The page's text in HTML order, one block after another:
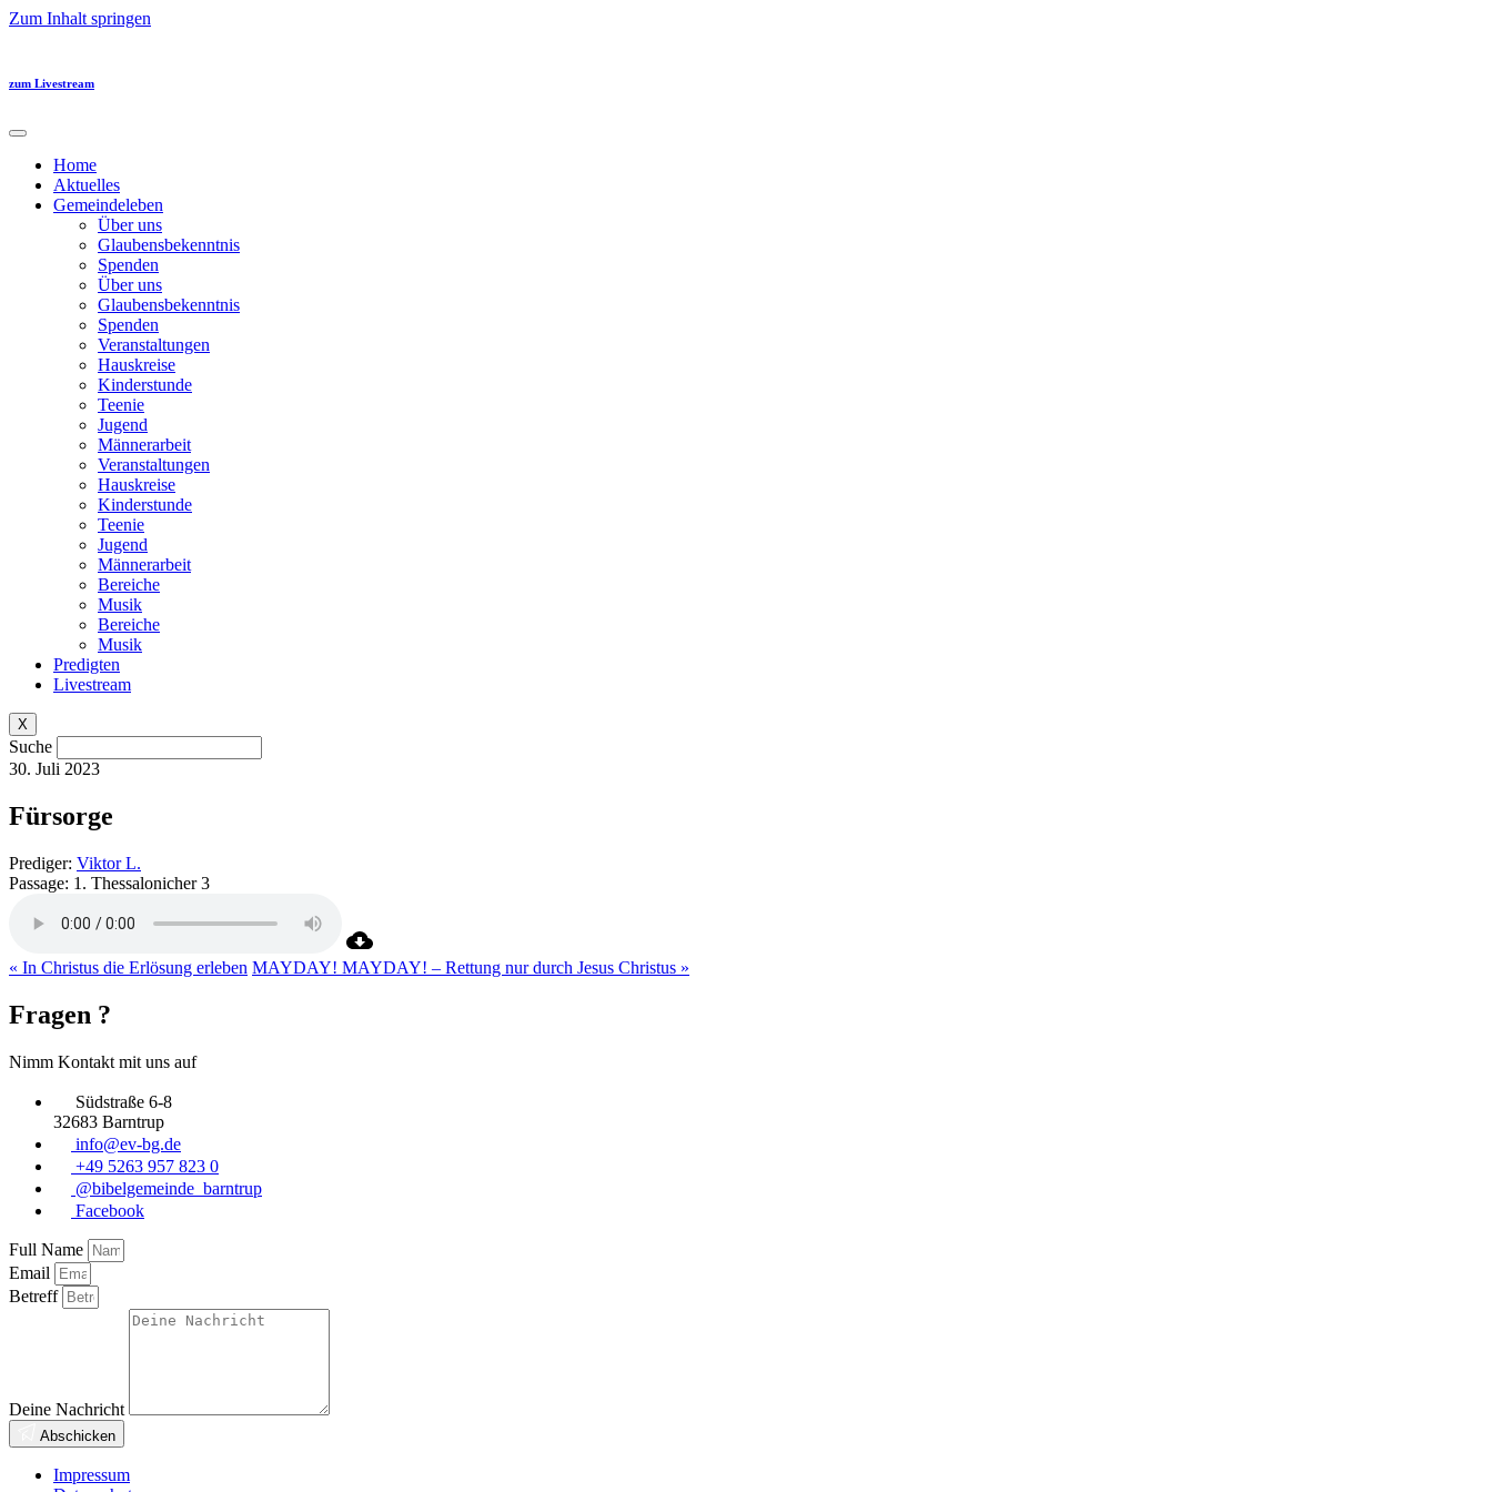
Zum Inhalt springen
zum Livestream
Home
Aktuelles
Gemeindeleben
Über uns
Glaubensbekenntnis
Spenden
Über uns
Glaubensbekenntnis
Spenden
Veranstaltungen
Hauskreise
Kinderstunde
Teenie
Jugend
Männerarbeit
Veranstaltungen
Hauskreise
Kinderstunde
Teenie
Jugend
Männerarbeit
Bereiche
Musik
Bereiche
Musik
Predigten
Livestream
X
Suche
30. Juli 2023
Fürsorge
Prediger: Viktor L.
Passage: 1. Thessalonicher 3
« In Christus die Erlösung erleben MAYDAY! MAYDAY! – Rettung nur durch Jesus Christus »
Fragen ?
Nimm Kontakt mit uns auf
Südstraße 6-8
32683 Barntrup
info@ev-bg.de
+49 5263 957 823 0
@bibelgemeinde_barntrup
Facebook
Full Name
Email
Betreff
Deine Nachricht
Abschicken
Impressum